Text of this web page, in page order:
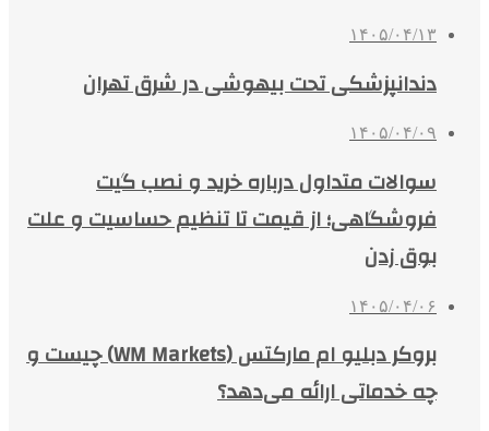
۱۴۰۵/۰۴/۱۳
دندانپزشکی تحت بیهوشی در شرق تهران
۱۴۰۵/۰۴/۰۹
سوالات متداول درباره خرید و نصب گیت
فروشگاهی؛ از قیمت تا تنظیم حساسیت و علت
بوق زدن
۱۴۰۵/۰۴/۰۶
بروکر دبلیو ام مارکتس (WM Markets) چیست و
چه خدماتی ارائه می‌دهد؟